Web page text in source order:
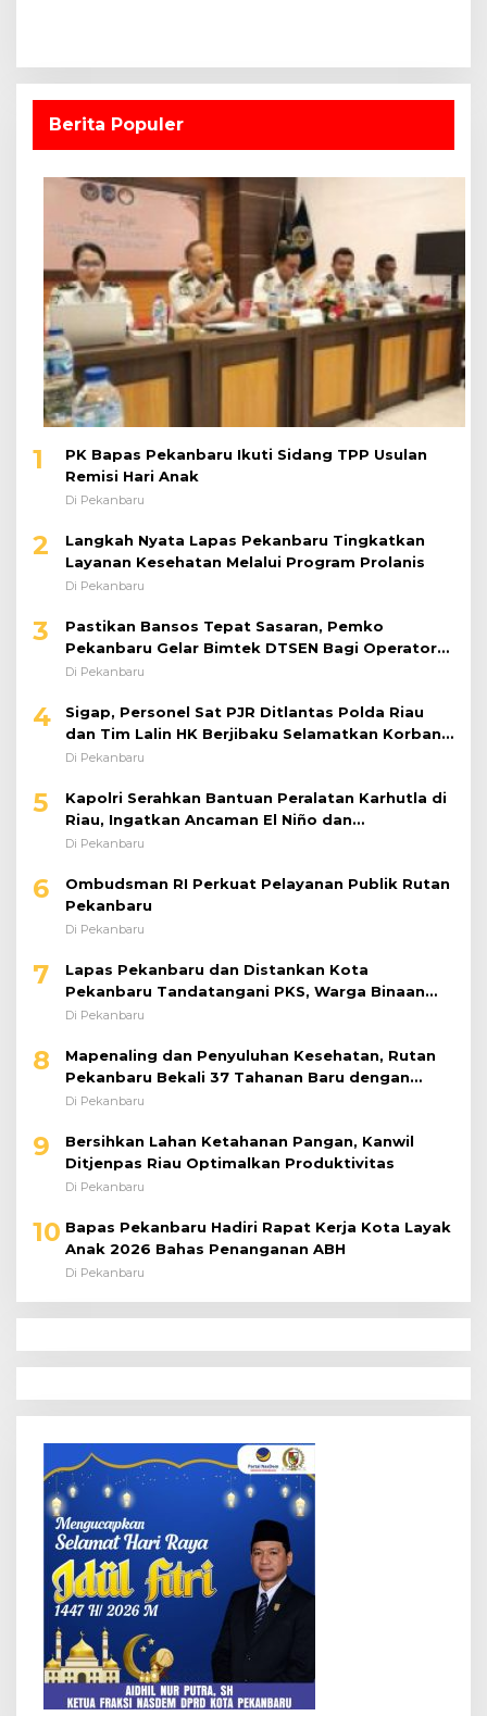
Berita Populer
PK Bapas Pekanbaru Ikuti Sidang TPP Usulan
Remisi Hari Anak
Di Pekanbaru
Layanan Kesehatan Melalui Program Prolanis
Di Pekanbaru
Pekanbaru Gelar Bimtek DTSEN Bagi Operator
Puskessos
Di Pekanbaru
dan Tim Lalin HK Berjibaku Selamatkan Korban
Kecelakaan di Tol Pekanbaru–Dumai
Di Pekanbaru
Riau, Ingatkan Ancaman El Niño dan
Prioritaskan Pencegahan
Di Pekanbaru
Pekanbaru
Di Pekanbaru
Pekanbaru Tandatangani PKS, Warga Binaan
Dibekali Keterampilan Peternakan Ayam Petelur
Di Pekanbaru
Pekanbaru Bekali 37 Tahanan Baru dengan
Edukasi TBC, HIV, dan Bahaya Narkoba
Di Pekanbaru
Ditjenpas Riau Optimalkan Produktivitas
Di Pekanbaru
Anak 2026 Bahas Penanganan ABH
Di Pekanbaru